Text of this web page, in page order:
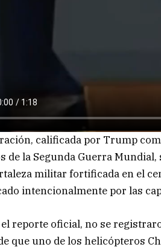
calificada por Trump
de la Segunda Guerra
militar fortificada en el
intencionalmente por las
el reporte oficial, no se
que uno de los helicópteros